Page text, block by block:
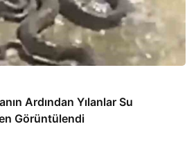
Ardından Yılanlar Su
Görüntülendi